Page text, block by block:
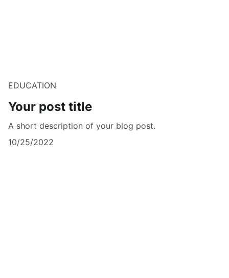
EDUCATION
Your post title
A short description of your blog post.
10/25/2022